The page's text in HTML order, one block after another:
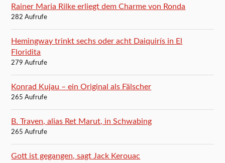
Rainer Maria Rilke erliegt dem Charme von Ronda
282 Aufrufe
Hemingway trinkt sechs oder acht Daiquirís in El
Floridita
279 Aufrufe
Konrad Kujau – ein Original als Fälscher
265 Aufrufe
B. Traven, alias Ret Marut, in Schwabing
265 Aufrufe
Gott ist gegangen, sagt Jack Kerouac